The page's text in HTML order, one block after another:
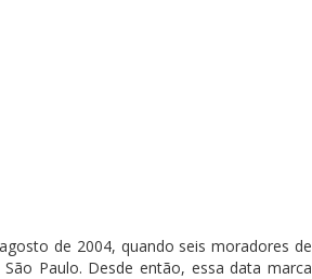
de 2004, quando seis moradores de
Paulo. Desde então, essa data marca